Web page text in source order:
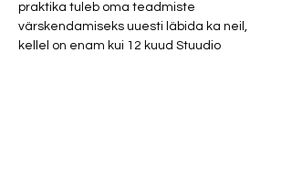
praktika tuleb oma teadmiste
värskendamiseks uuesti läbida ka neil,
kellel on enam kui 12 kuud Stuudio